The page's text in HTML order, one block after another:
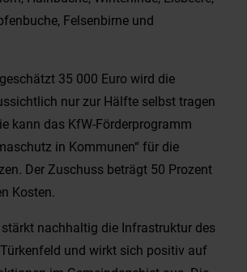
Felsenbirne und
35 000 Euro wird die
nur zur Hälfte selbst tragen
kann das KfW-Förderprogramm
in Kommunen“ für die
Der Zuschuss beträgt 50 Prozent
Kosten.
nachhaltig die Infrastruktur des
und wirkt sich positiv auf